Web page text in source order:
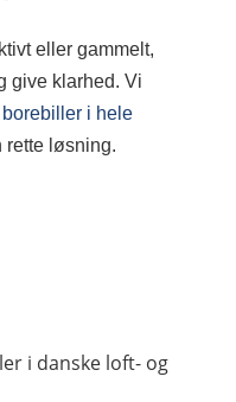
eller gammelt,
give klarhed. Vi
i hele
rette løsning.
i danske loft- og